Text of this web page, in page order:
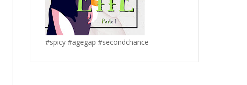
#spicy #agegap #secondchance